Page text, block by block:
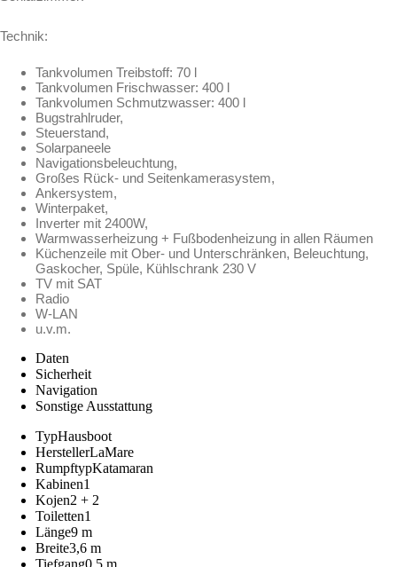
Technik:
Tankvolumen Treibstoff: 70 l
Tankvolumen Frischwasser: 400 l
Tankvolumen Schmutzwasser: 400 l
Bugstrahlruder,
Steuerstand,
Solarpaneele
Navigationsbeleuchtung,
Großes Rück- und Seitenkamerasystem,
Ankersystem,
Winterpaket,
Inverter mit 2400W,
Warmwasserheizung + Fußbodenheizung in allen Räumen
Küchenzeile mit Ober- und Unterschränken, Beleuchtung,
Gaskocher, Spüle, Kühlschrank 230 V
TV mit SAT
Radio
W-LAN
u.v.m.
Daten
Sicherheit
Navigation
Sonstige Ausstattung
TypHausboot
HerstellerLaMare
RumpftypKatamaran
Kabinen1
Kojen2 + 2
Toiletten1
Länge9 m
Breite3,6 m